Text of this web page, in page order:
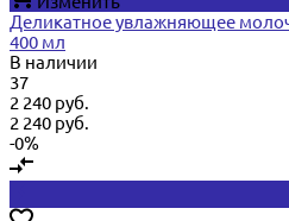
Деликатное увлажняющее
400 мл
В наличии
37
2 240 руб.
2 240 руб.
-0%